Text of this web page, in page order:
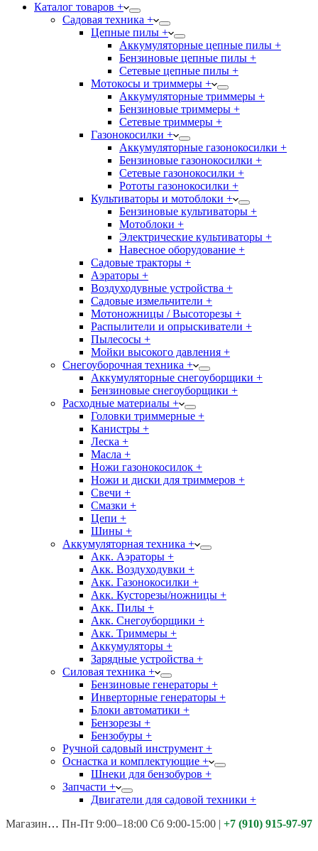
Каталог товаров +
Садовая техника +
Цепные пилы +
Аккумуляторные цепные пилы +
Бензиновые цепные пилы +
Сетевые цепные пилы +
Мотокосы и триммеры +
Аккумуляторные триммеры +
Бензиновые триммеры +
Сетевые триммеры +
Газонокосилки +
Аккумуляторные газонокосилки +
Бензиновые газонокосилки +
Сетевые газонокосилки +
Рототы газонокосилки +
Культиваторы и мотоблоки +
Бензиновые культиваторы +
Мотоблоки +
Электрические культиваторы +
Навесное оборудование +
Садовые тракторы +
Аэраторы +
Воздуходувные устройства +
Садовые измельчители +
Мотоножницы / Высоторезы +
Распылители и опрыскиватели +
Пылесосы +
Мойки высокого давления +
Снегоуборочная техника +
Аккумуляторные снегоуборщики +
Бензиновые снегоуборщики +
Расходные материалы +
Головки триммерные +
Канистры +
Леска +
Масла +
Ножи газонокосилок +
Ножи и диски для триммеров +
Свечи +
Смазки +
Цепи +
Шины +
Аккумуляторная техника +
Акк. Аэраторы +
Акк. Воздуходувки +
Акк. Газонокосилки +
Акк. Кусторезы/ножницы +
Акк. Пилы +
Акк. Снегоуборщики +
Акк. Триммеры +
Аккумуляторы +
Зарядные устройства +
Силовая техника +
Бензиновые генераторы +
Инверторные генераторы +
Блоки автоматики +
Бензорезы +
Бензобуры +
Ручной садовый инструмент +
Оснастка и комплектующие +
Шнеки для бензобуров +
Запчасти +
Двигатели для садовой техники +
Магазины: Калуга ул. Московская д.113
Пн-Пт 9:00–18:00 Сб 9:00-15:00 | +7 (910) 915-97-97